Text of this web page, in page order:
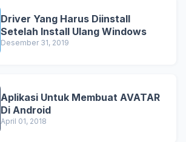
Driver Yang Harus Diinstall
Setelah Install Ulang Windows
Desember 31, 2019
Aplikasi Untuk Membuat AVATAR
Di Android
April 01, 2018